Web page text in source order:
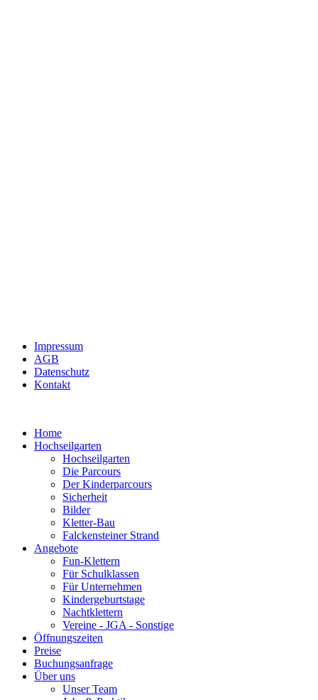
Impressum
AGB
Datenschutz
Kontakt
Home
Hochseilgarten
Hochseilgarten
Die Parcours
Der Kinderparcours
Sicherheit
Bilder
Kletter-Bau
Falckensteiner Strand
Angebote
Fun-Klettern
Für Schulklassen
Für Unternehmen
Kindergeburtstage
Nachtklettern
Vereine - JGA - Sonstige
Öffnungszeiten
Preise
Buchungsanfrage
Über uns
Unser Team